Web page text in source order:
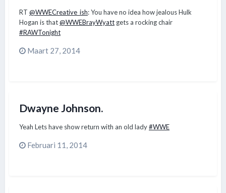
RT @WWECreative_ish: You have no idea how jealous Hulk
Hogan is that@WWEBrayWyatt gets a rocking chair
#RAWTonight
Maart 27, 2014
Dwayne Johnson.
Yeah Lets have show return with an old lady#WWE
Februari 11, 2014